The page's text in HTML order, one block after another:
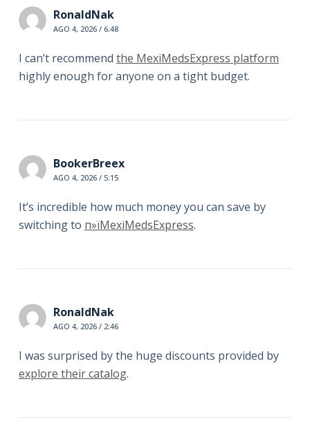
RonaldNak
AGO 4, 2026 / 6:48
I can’t recommend the MexiMedsExpress platform
highly enough for anyone on a tight budget.
BookerBreex
AGO 4, 2026 / 5:15
It’s incredible how much money you can save by
switching to п»їMexiMedsExpress.
RonaldNak
AGO 4, 2026 / 2:46
I was surprised by the huge discounts provided by
explore their catalog.